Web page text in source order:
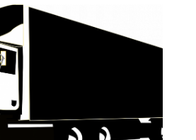
kontrollerat och god...